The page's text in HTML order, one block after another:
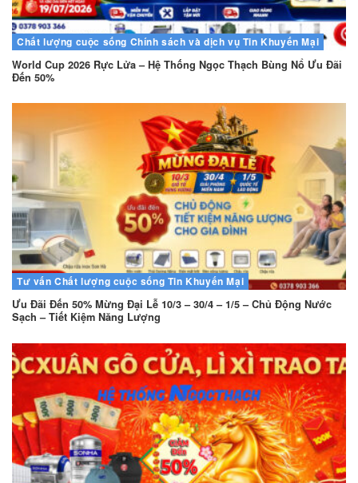
Chất lượng cuộc sống Chính sách và dịch vụ Tin Khuyến Mại
World Cup 2026 Rực Lửa – Hệ Thống Ngọc Thạch Bùng Nổ Ưu Đãi
Đến 50%
Tư vấn Chất lượng cuộc sống Tin Khuyến Mại
Ưu Đãi Đến 50% Mừng Đại Lễ 10/3 – 30/4 – 1/5 – Chủ Động Nước
Sạch – Tiết Kiệm Năng Lượng